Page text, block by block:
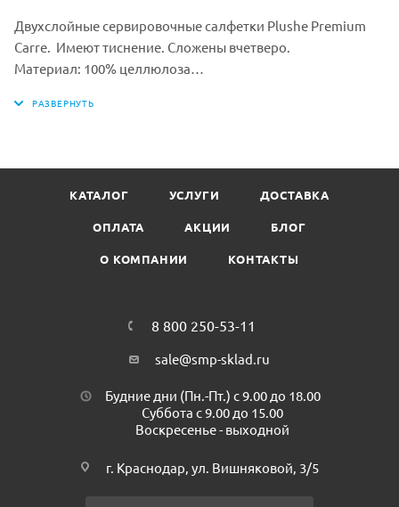
Двухслойные сервировочные салфетки Plushe Premium
Сarre. Имеют тиснение. Сложены вчетверо.
Материал: 100% целлюлоза
Размер листа в развернутом виде (ШxД): 33х33см
Количество в коробе: 30 пач.
КАТАЛОГ УСЛУГИ ДОСТАВКА
ОПЛАТА АКЦИИ БЛОГ
О КОМПАНИИ КОНТАКТЫ
8 800 250-53-11
sale@smp-sklad.ru
Будние дни (Пн.-Пт.) с 9.00 до 18.00
Суббота с 9.00 до 15.00
Воскресенье - выходной
г. Краснодар, ул. Вишняковой, 3/5